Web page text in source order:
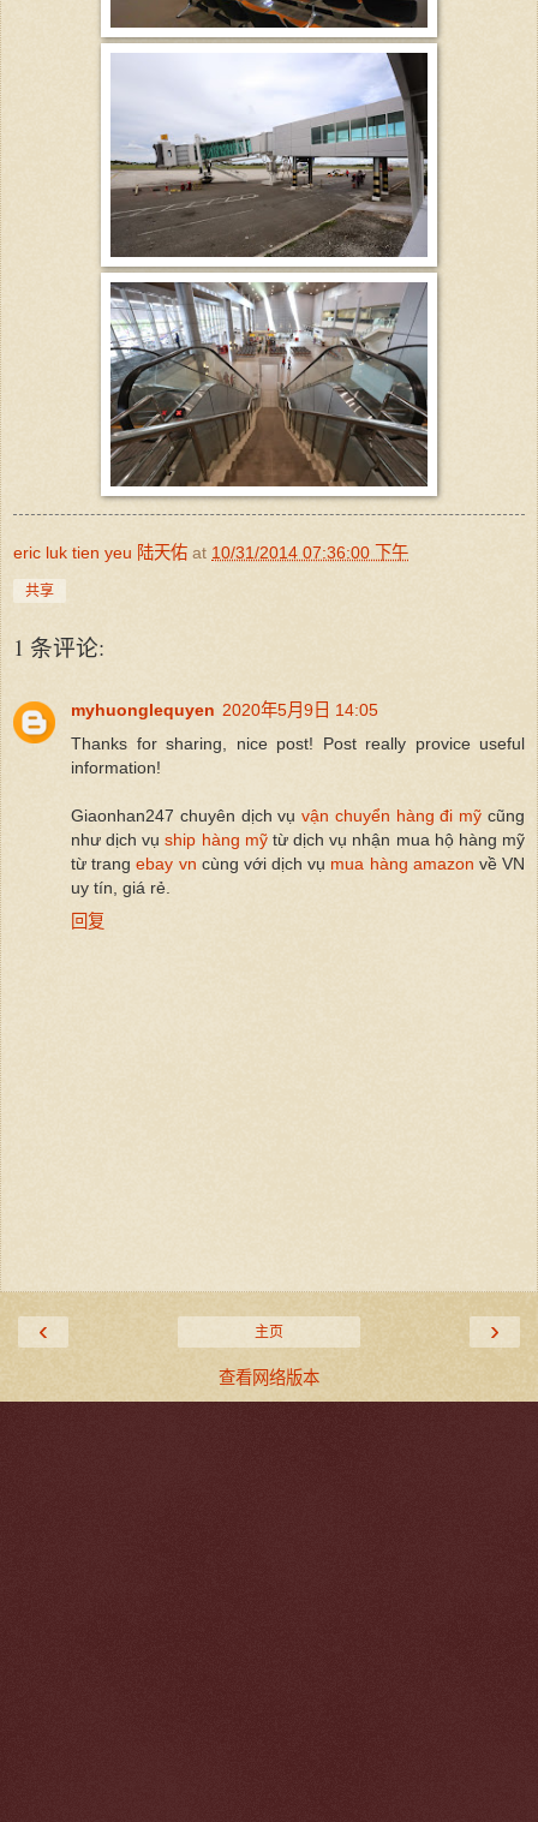
eric luk tien yeu 陆天佑 at 10/31/2014 07:36:00 下午
共享
1 条评论:
myhuonglequyen 2020年5月9日 14:05
Thanks for sharing, nice post! Post really provice useful
information!
Giaonhan247 chuyên dịch vụvận chuyển hàng đi mỹ cũng
như dịch vụship hàng mỹtừ dịch vụ nhận mua hộ hàng mỹ
từ trangebay vn cùng với dịch vụ mua hàng amazon về VN
uy tín, giá rẻ.
回复
‹ ›
主页
查看网络版本